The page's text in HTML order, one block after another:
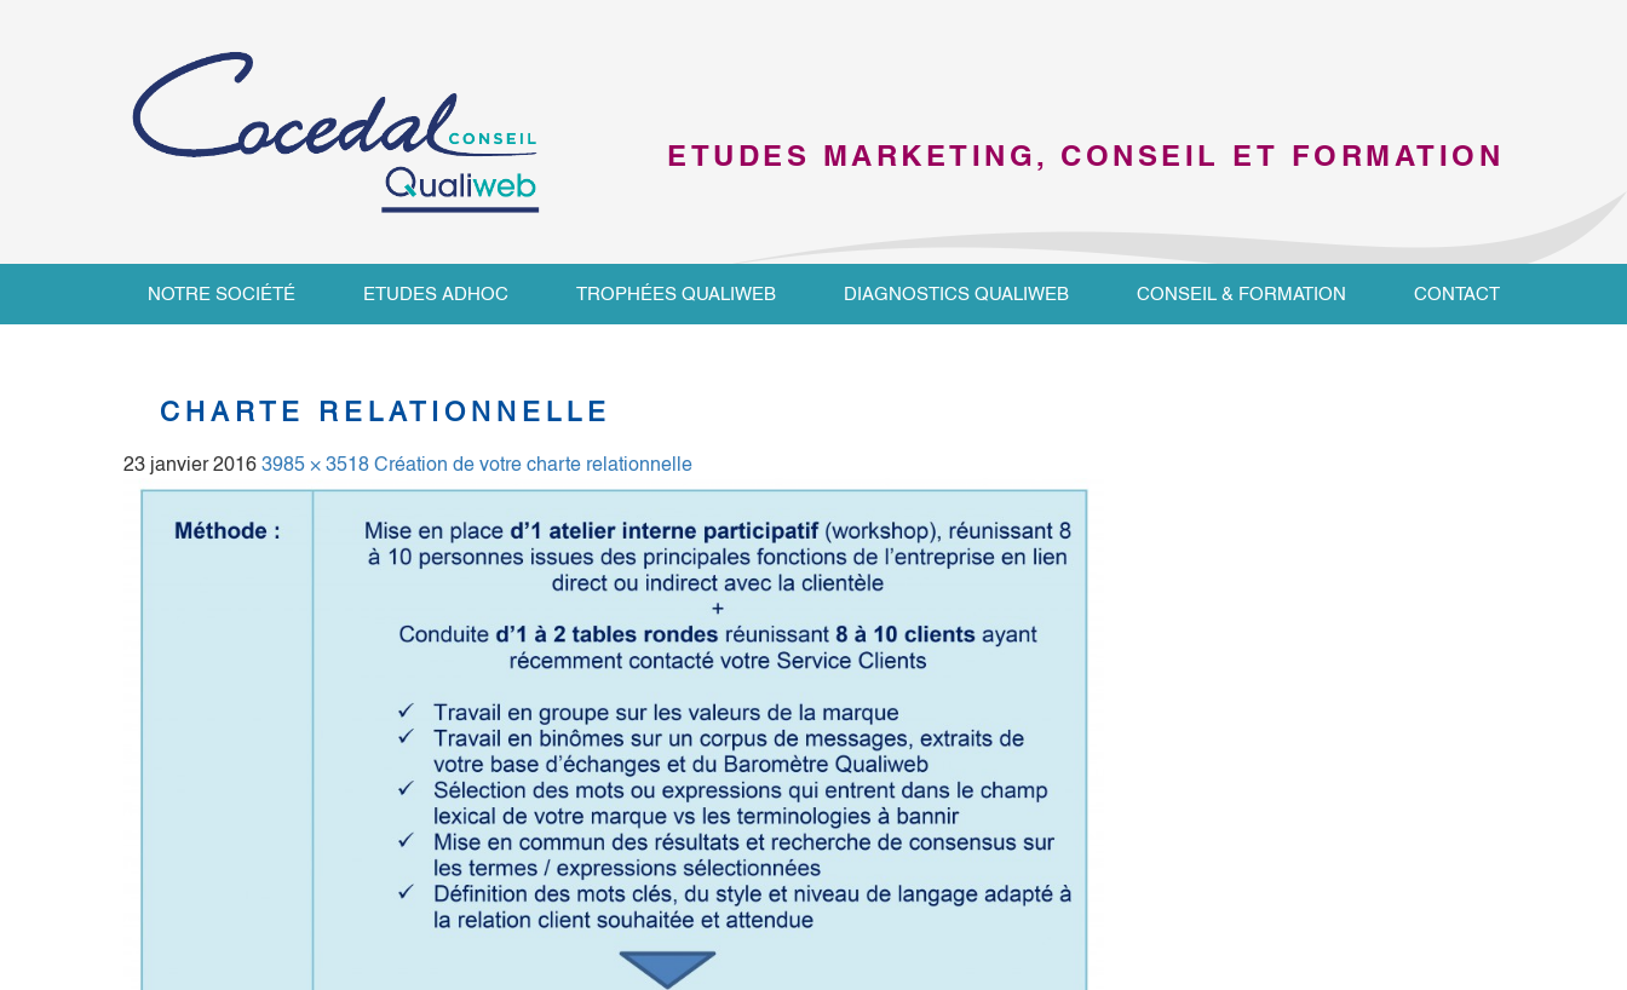
ETUDES MARKETING, CONSEIL ET FORMATION
NOTRE SOCIÉTÉ ETUDES ADHOC TROPHÉES QUALIWEB DIAGNOSTICS QUALIWEB CONSEIL & FORMATION CONTACT
CHARTE RELATIONNELLE
23 janvier 2016 3985 × 3518 Création de votre charte relationnelle